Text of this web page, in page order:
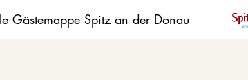
Gästemappe Spitz an der Donau